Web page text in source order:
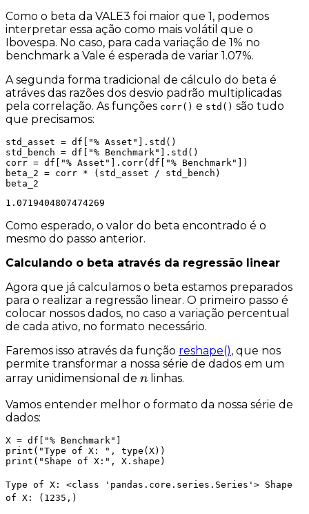
Como o beta da VALE3 foi maior que 1, podemos
interpretar essa ação como mais volátil que o
Ibovespa. No caso, para cada variação de 1% no
benchmark a Vale é esperada de variar 1.07%.
A segunda forma tradicional de cálculo do beta é
atráves das razões dos desvio padrão multiplicadas
pela correlação. As funções corr() e std() são tudo
que precisamos:
std_asset = df["% Asset"].std()
std_bench = df["% Benchmark"].std()
corr = df["% Asset"].corr(df["% Benchmark"])
beta_2 = corr * (std_asset / std_bench)
1.0719404807474269
Como esperado, o valor do beta encontrado é o
mesmo do passo anterior.
Calculando o beta através da regressão linear
Agora que já calculamos o beta estamos preparados
para o realizar a regressão linear. O primeiro passo é
colocar nossos dados, no caso a variação percentual
de cada ativo, no formato necessário.
Faremos isso através da função reshape(), que nos
permite transformar a nossa série de dados em um
array unidimensional de n
n linhas.
Vamos entender melhor o formato da nossa série de
dados:
X = df["% Benchmark"]
print("Type of X: ", type(X))
print("Shape of X:", X.shape)
Type of X: <class 'pandas.core.series.Series'> Shape
of X: (1235,)